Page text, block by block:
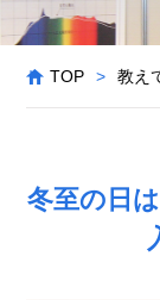
TOP > 教え
冬至の日